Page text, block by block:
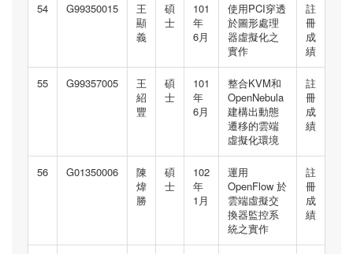
54 G99350015
王
顯
義
碩
士
101
年
6月
使用PCI穿透
於圖形處理
器虛擬化之
實作
註
冊
成
績
55 G99357005
王
紹
豐
碩
士
101
年
6月
整合KVM和
OpenNebula
建構出動態
遷移的雲端
虛擬化環境
註
冊
成
績
56 G01350006
陳
煒
勝
碩
士
102
年
1月
運用
OpenFlow 於
雲端虛擬交
換器監控系
統之實作
註
冊
成
績